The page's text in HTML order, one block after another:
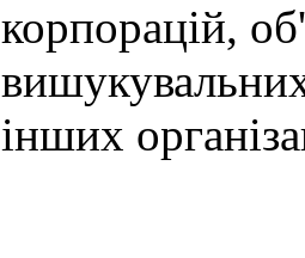
корпорацій,
інших